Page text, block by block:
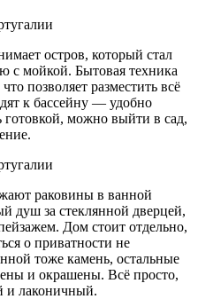
остров, который стал
с мойкой. Бытовая техника
позволяет разместить всё
к бассейну — удобно
готовкой, можно выйти в сад,
раковины в ванной
душ за стеклянной дверцей,
Дом стоит отдельно,
о приватности не
тоже камень, остальные
и окрашены. Всё просто,
и лаконичный.